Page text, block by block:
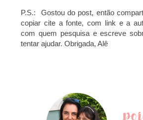
P.S.: Gostou do post, então
copiar cite a fonte, com link e a
com quem pesquisa e escreve
tentar ajudar. Obrigada, Alê